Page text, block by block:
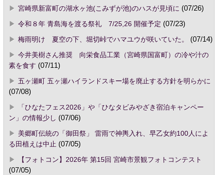
宮崎県新富町の湖水ヶ池(こみずが池)のハスが見頃に (07/26)
令和８年 青島海を渡る祭礼 7/25,26 開催予定 (07/23)
梅雨明け 夏空の下、堀切峠でハマユウが咲いていた。
(07/14)
今井美樹さん推奨 向栄食品工業（宮崎県国富町）の冷や汁の
素を食す (07/11)
五ヶ瀬町 五ヶ瀬ハイランドスキー場を廃止する方針を明らかに
(07/08)
「ひなたフェス2026」や「ひなタビみやざき宿泊キャンペー
ン」の情報少し (07/06)
美郷町伝統の「御田祭」 雷雨で神輿入れ、早乙女約100人によ
る田植えは中止 (07/05)
【フォトコン】2026年 第15回 宮崎市景観フォトコンテスト
(07/05)